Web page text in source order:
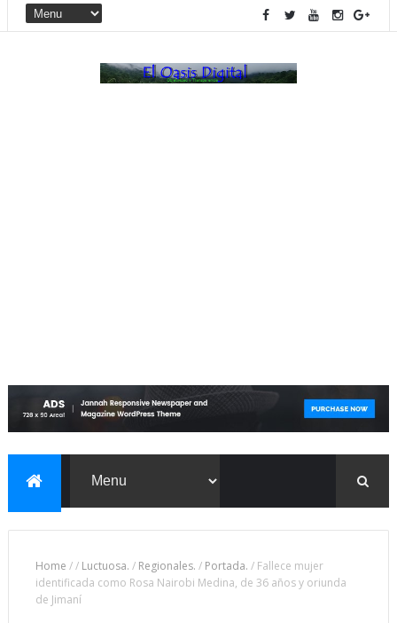
Home // Luctuosa. / Regionales. / Portada. / Fallece mujer
identificada como Rosa Nairobi Medina, de 36 años y oriunda
de Jimaní